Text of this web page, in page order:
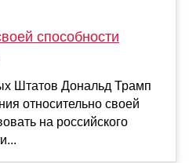
способности
Штатов Дональд Трамп
относительно своей
на российского